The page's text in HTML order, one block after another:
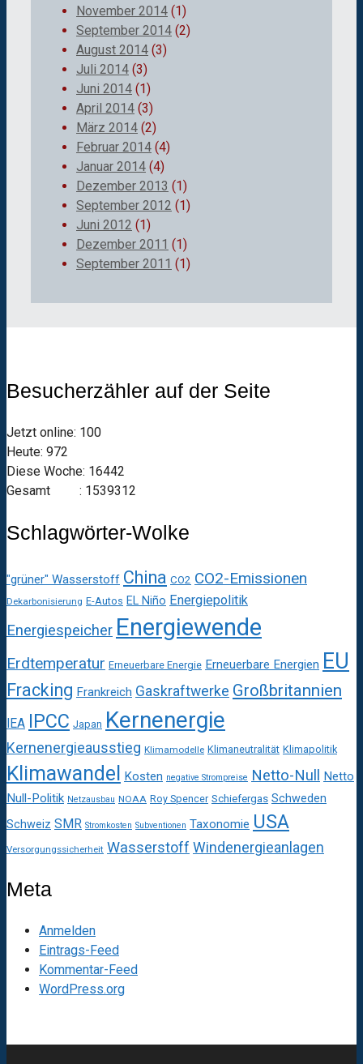
November 2014 (1)
September 2014 (2)
August 2014 (3)
Juli 2014 (3)
Juni 2014 (1)
April 2014 (3)
März 2014 (2)
Februar 2014 (4)
Januar 2014 (4)
Dezember 2013 (1)
September 2012 (1)
Juni 2012 (1)
Dezember 2011 (1)
September 2011 (1)
Besucherzähler auf der Seite
Jetzt online: 100
Heute: 972
Diese Woche: 16442
Gesamt : 1539312
Schlagwörter-Wolke
"grüner" Wasserstoff China CO2 CO2-Emissionen
Dekarbonisierung E-Autos EL Niño Energiepolitik
Energiespeicher Energiewende
Erdtemperatur Erneuerbare Energie Erneuerbare Energien EU
Fracking Frankreich Gaskraftwerke Großbritannien
IEA IPCC Japan Kernenergie
Kernenergieausstieg Klimamodelle Klimaneutralität Klimapolitik
Klimawandel Kosten negative Strompreise Netto-Null Netto
Null-Politik Netzausbau NOAA Roy Spencer Schiefergas Schweden
Schweiz SMR Stromkosten Subventionen Taxonomie USA
Versorgungssicherheit Wasserstoff Windenergieanlagen
Meta
Anmelden
Eintrags-Feed
Kommentar-Feed
WordPress.org